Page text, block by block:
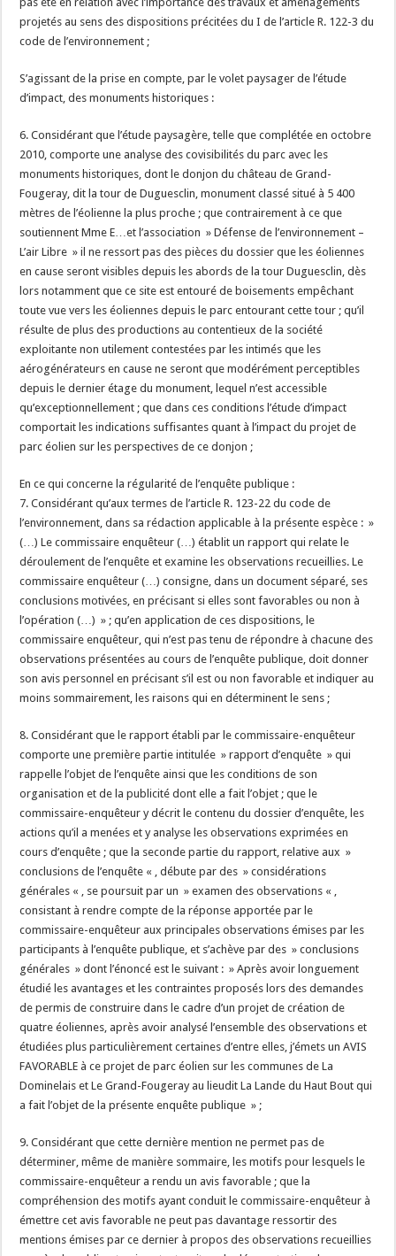
projetés au sens des dispositions précitées du I de l’article R. 122-3 du
code de l’environnement ;
S’agissant de la prise en compte, par le volet paysager de l’étude
d’impact, des monuments historiques :
6. Considérant que l’étude paysagère, telle que complétée en octobre
2010, comporte une analyse des covisibilités du parc avec les
monuments historiques, dont le donjon du château de Grand-
Fougeray, dit la tour de Duguesclin, monument classé situé à 5 400
mètres de l’éolienne la plus proche ; que contrairement à ce que
soutiennent Mme E…et l’association » Défense de l’environnement –
L’air Libre » il ne ressort pas des pièces du dossier que les éoliennes
en cause seront visibles depuis les abords de la tour Duguesclin, dès
lors notamment que ce site est entouré de boisements empêchant
toute vue vers les éoliennes depuis le parc entourant cette tour ; qu’il
résulte de plus des productions au contentieux de la société
exploitante non utilement contestées par les intimés que les
aérogénérateurs en cause ne seront que modérément perceptibles
depuis le dernier étage du monument, lequel n’est accessible
qu’exceptionnellement ; que dans ces conditions l’étude d’impact
comportait les indications suffisantes quant à l’impact du projet de
parc éolien sur les perspectives de ce donjon ;
En ce qui concerne la régularité de l’enquête publique :
7. Considérant qu’aux termes de l’article R. 123-22 du code de
l’environnement, dans sa rédaction applicable à la présente espèce : »
(…) Le commissaire enquêteur (…) établit un rapport qui relate le
déroulement de l’enquête et examine les observations recueillies. Le
commissaire enquêteur (…) consigne, dans un document séparé, ses
conclusions motivées, en précisant si elles sont favorables ou non à
l’opération (…) » ; qu’en application de ces dispositions, le
commissaire enquêteur, qui n’est pas tenu de répondre à chacune des
observations présentées au cours de l’enquête publique, doit donner
son avis personnel en précisant s’il est ou non favorable et indiquer au
moins sommairement, les raisons qui en déterminent le sens ;
8. Considérant que le rapport établi par le commissaire-enquêteur
comporte une première partie intitulée » rapport d’enquête » qui
rappelle l’objet de l’enquête ainsi que les conditions de son
organisation et de la publicité dont elle a fait l’objet ; que le
commissaire-enquêteur y décrit le contenu du dossier d’enquête, les
actions qu’il a menées et y analyse les observations exprimées en
cours d’enquête ; que la seconde partie du rapport, relative aux »
conclusions de l’enquête « , débute par des » considérations
générales « , se poursuit par un » examen des observations « ,
consistant à rendre compte de la réponse apportée par le
commissaire-enquêteur aux principales observations émises par les
participants à l’enquête publique, et s’achève par des » conclusions
générales » dont l’énoncé est le suivant : » Après avoir longuement
étudié les avantages et les contraintes proposés lors des demandes
de permis de construire dans le cadre d’un projet de création de
quatre éoliennes, après avoir analysé l’ensemble des observations et
étudiées plus particulièrement certaines d’entre elles, j’émets un AVIS
FAVORABLE à ce projet de parc éolien sur les communes de La
Dominelais et Le Grand-Fougeray au lieudit La Lande du Haut Bout qui
a fait l’objet de la présente enquête publique » ;
9. Considérant que cette dernière mention ne permet pas de
déterminer, même de manière sommaire, les motifs pour lesquels le
commissaire-enquêteur a rendu un avis favorable ; que la
compréhension des motifs ayant conduit le commissaire-enquêteur à
émettre cet avis favorable ne peut pas davantage ressortir des
mentions émises par ce dernier à propos des observations recueillies